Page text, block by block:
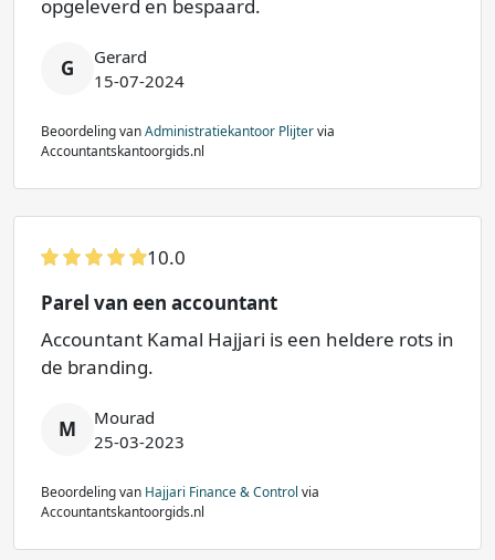
opgeleverd en bespaard.
G
Gerard
15-07-2024
Beoordeling vanAdministratiekantoor Plijtervia
Accountantskantoorgids.nl
10.0
Parel van een accountant
Accountant Kamal Hajjari is een heldere rots in
de branding.
M
Mourad
25-03-2023
Beoordeling van Hajjari Finance & Control via
Accountantskantoorgids.nl